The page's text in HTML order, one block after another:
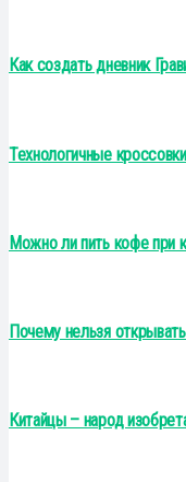
Как создать дневник
Технологичные
Можно ли пить кофе при
Почему нельзя
Китайцы – народ